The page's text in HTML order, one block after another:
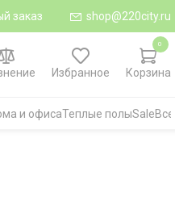
заказ shop@220city.ru
Избранное Корзина
0
и офисаТеплые полыSaleВсе